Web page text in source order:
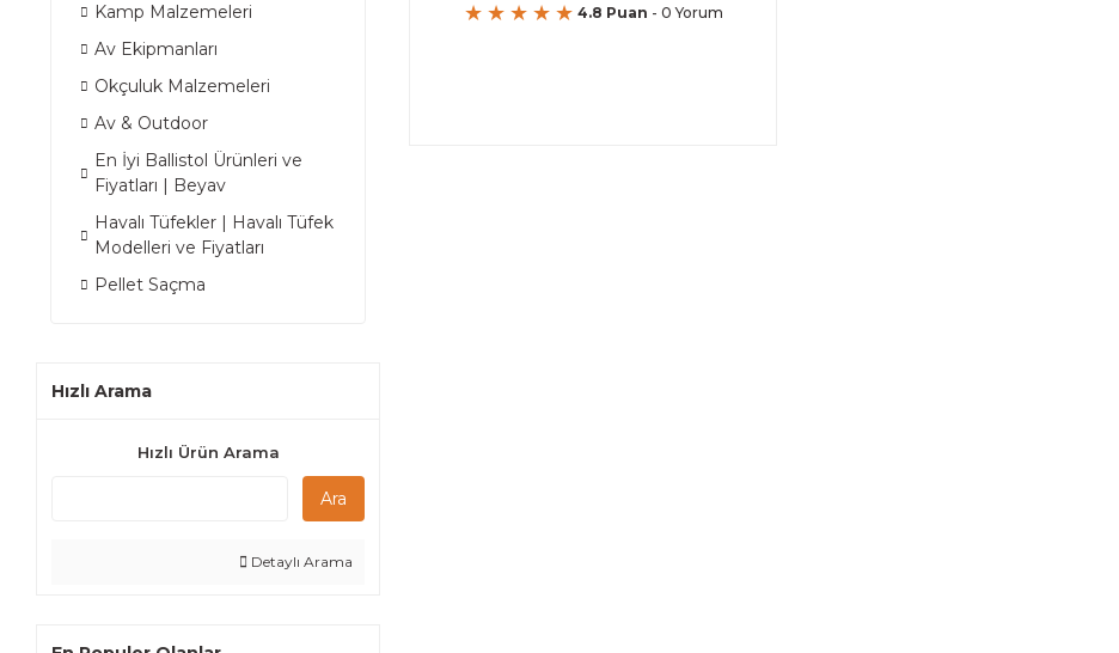
Kamp Malzemeleri
Av Ekipmanları
Okçuluk Malzemeleri
Av & Outdoor
En İyi Ballistol Ürünleri ve
Fiyatları | Beyav
Havalı Tüfekler | Havalı Tüfek
Modelleri ve Fiyatları
Pellet Saçma
Hızlı Arama
Hızlı Ürün Arama
Ara
Detaylı Arama
4.8 Puan - 0 Yorum